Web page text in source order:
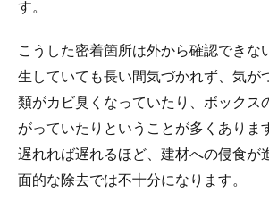
す。
こうした密着箇所は外から確認できな
生していても長い間気づかれず、気が
類がカビ臭くなっていたり、ボックス
がっていたりということが多くありま
遅れれば遅れるほど、建材への侵食が
面的な除去では不十分になります。